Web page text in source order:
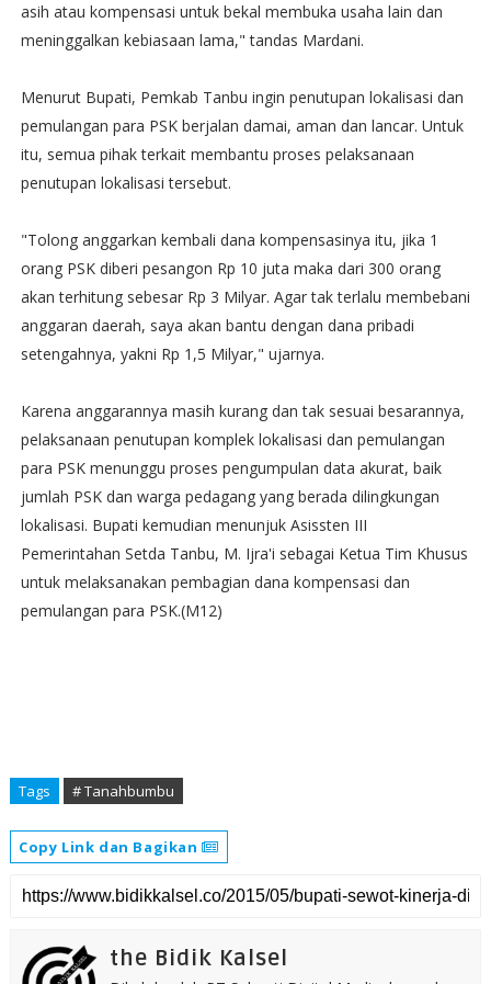
asih atau kompensasi untuk bekal membuka usaha lain dan
meninggalkan kebiasaan lama," tandas Mardani.
Menurut Bupati, Pemkab Tanbu ingin penutupan lokalisasi dan
pemulangan para PSK berjalan damai, aman dan lancar. Untuk
itu, semua pihak terkait membantu proses pelaksanaan
penutupan lokalisasi tersebut.
"Tolong anggarkan kembali dana kompensasinya itu, jika 1
orang PSK diberi pesangon Rp 10 juta maka dari 300 orang
akan terhitung sebesar Rp 3 Milyar. Agar tak terlalu membebani
anggaran daerah, saya akan bantu dengan dana pribadi
setengahnya, yakni Rp 1,5 Milyar," ujarnya.
Karena anggarannya masih kurang dan tak sesuai besarannya,
pelaksanaan penutupan komplek lokalisasi dan pemulangan
para PSK menunggu proses pengumpulan data akurat, baik
jumlah PSK dan warga pedagang yang berada dilingkungan
lokalisasi. Bupati kemudian menunjuk Asissten III
Pemerintahan Setda Tanbu, M. Ijra'i sebagai Ketua Tim Khusus
untuk melaksanakan pembagian dana kompensasi dan
pemulangan para PSK.(M12)
Tags # Tanahbumbu
Copy Link dan Bagikan
the Bidik Kalsel